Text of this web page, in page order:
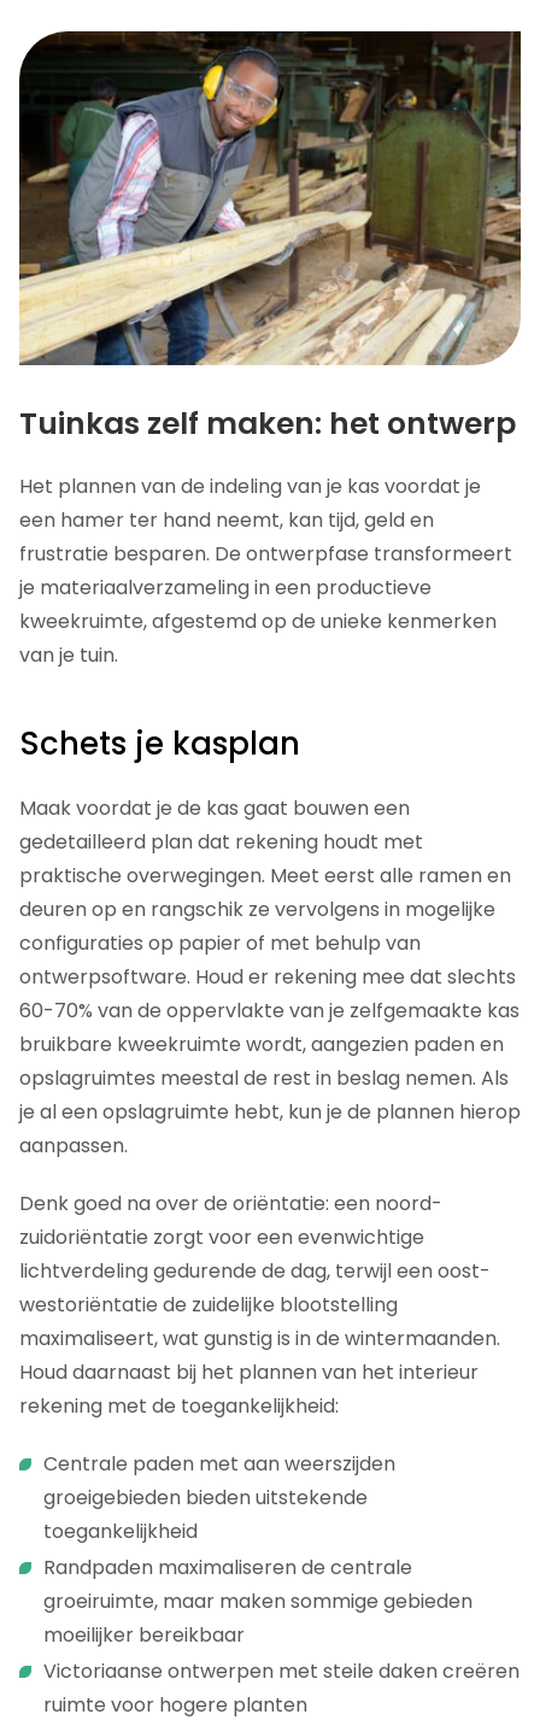
Tuinkas zelf maken: het ontwerp
Het plannen van de indeling van je kas voordat je
een hamer ter hand neemt, kan tijd, geld en
frustratie besparen. De ontwerpfase transformeert
je materiaalverzameling in een productieve
kweekruimte, afgestemd op de unieke kenmerken
van je tuin.
Schets je kasplan
Maak voordat je de kas gaat bouwen een
gedetailleerd plan dat rekening houdt met
praktische overwegingen. Meet eerst alle ramen en
deuren op en rangschik ze vervolgens in mogelijke
configuraties op papier of met behulp van
ontwerpsoftware. Houd er rekening mee dat slechts
60-70% van de oppervlakte van je zelfgemaakte kas
bruikbare kweekruimte wordt, aangezien paden en
opslagruimtes meestal de rest in beslag nemen. Als
je al een opslagruimte hebt, kun je de plannen hierop
aanpassen.
Denk goed na over de oriëntatie: een noord-
zuidoriëntatie zorgt voor een evenwichtige
lichtverdeling gedurende de dag, terwijl een oost-
westoriëntatie de zuidelijke blootstelling
maximaliseert, wat gunstig is in de wintermaanden.
Houd daarnaast bij het plannen van het interieur
rekening met de toegankelijkheid:
Centrale paden met aan weerszijden
groeigebieden bieden uitstekende
toegankelijkheid
Randpaden maximaliseren de centrale
groeiruimte, maar maken sommige gebieden
moeilijker bereikbaar
Victoriaanse ontwerpen met steile daken creëren
ruimte voor hogere planten